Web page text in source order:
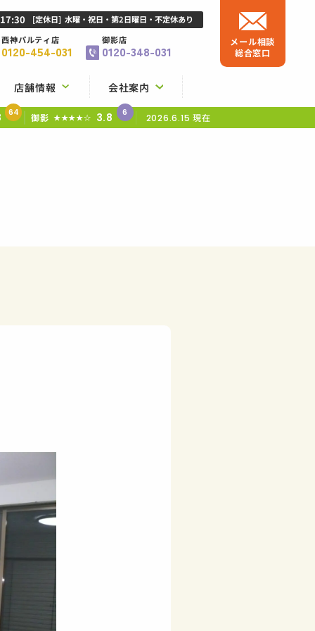
店舗情報 会社案内
[定休日] 水曜・祝日・第2日曜日・不定休あり
西神パルティ店
0120-454-031
御影店
0120-348-031
メール相談
総合窓口
64 御影 ★★★★☆ 3.8 6 2026.6.15 現在